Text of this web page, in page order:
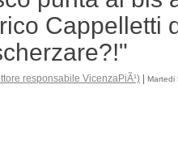
Cappelletti
responsabile VicenzaPiÃ¹) | Martedi